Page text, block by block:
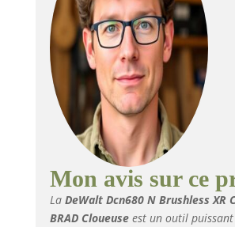
Mon avis sur ce
La DeWalt Dcn680 N Brushless XR
BRAD Cloueuseest un outil puissant